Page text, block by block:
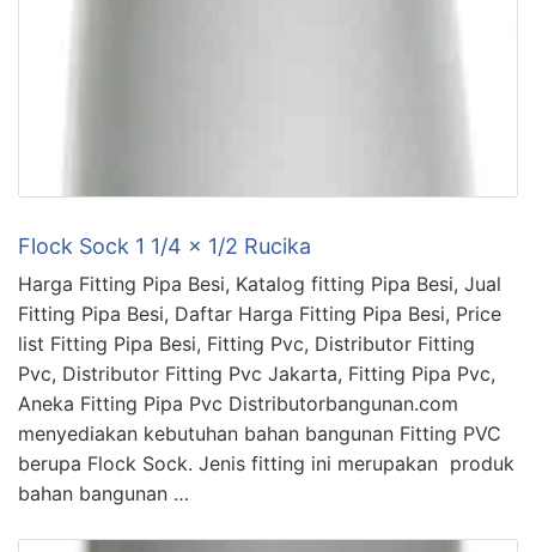
Flock Sock 1 1/4 x 1/2 Rucika
Harga Fitting Pipa Besi, Katalog fitting Pipa Besi, Jual
Fitting Pipa Besi, Daftar Harga Fitting Pipa Besi, Price
list Fitting Pipa Besi, Fitting Pvc, Distributor Fitting
Pvc, Distributor Fitting Pvc Jakarta, Fitting Pipa Pvc,
Aneka Fitting Pipa Pvc Distributorbangunan.com
menyediakan kebutuhan bahan bangunan Fitting PVC
berupa Flock Sock. Jenis fitting ini merupakan produk
bahan bangunan …